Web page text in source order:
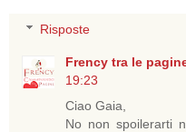
Risposte
Frency tra le
19:23
Ciao Gaia,
No non spoilerarti